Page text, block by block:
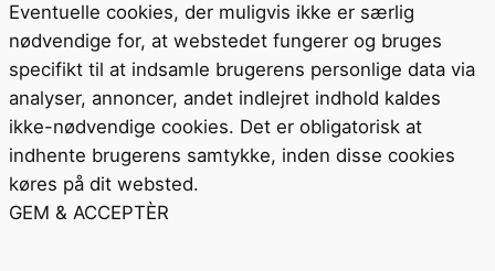
Eventuelle cookies, der muligvis ikke er særlig
nødvendige for, at webstedet fungerer og bruges
specifikt til at indsamle brugerens personlige data via
analyser, annoncer, andet indlejret indhold kaldes
ikke-nødvendige cookies. Det er obligatorisk at
indhente brugerens samtykke, inden disse cookies
køres på dit websted.
GEM & ACCEPTÈR